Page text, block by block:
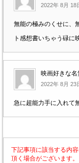
2022年 8月 18
無能の極みのくせに、
ト感想書いちゃう碌に
映画好きな名
2022年 8月 23
急に超能力手に入れて
下記事項に該当する内
頂く場合がございます。